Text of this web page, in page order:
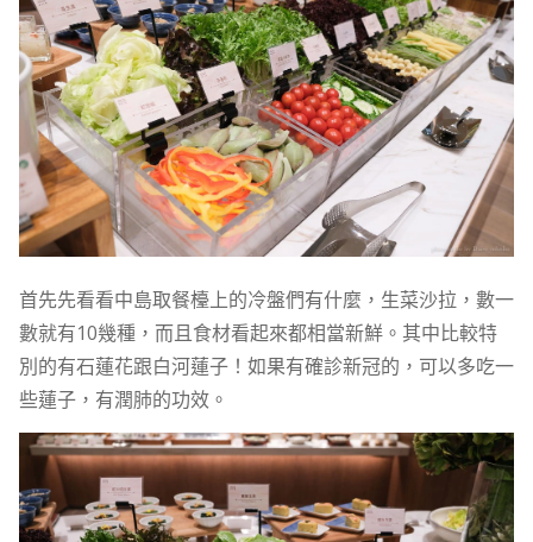
首先先看看中島取餐檯上的冷盤們有什麼，生菜沙拉，數一
數就有10幾種，而且食材看起來都相當新鮮。其中比較特
別的有石蓮花跟白河蓮子！如果有確診新冠的，可以多吃一
些蓮子，有潤肺的功效。